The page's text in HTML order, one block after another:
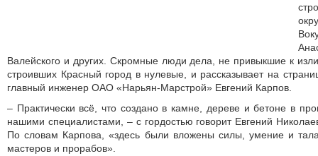
Валейского и других. Скромные люди дела, не привыкшие к
строивших Красный город в нулевые, и рассказывает на
главный инженер ОАО «Нарьян-Марстрой» Евгений Карпов.
– Практически всё, что создано в камне, дереве и бетоне в
нашими специалистами, – с гордостью говорит Евгений
По словам Карпова, «здесь были вложены силы, умение и
мастеров и прорабов».